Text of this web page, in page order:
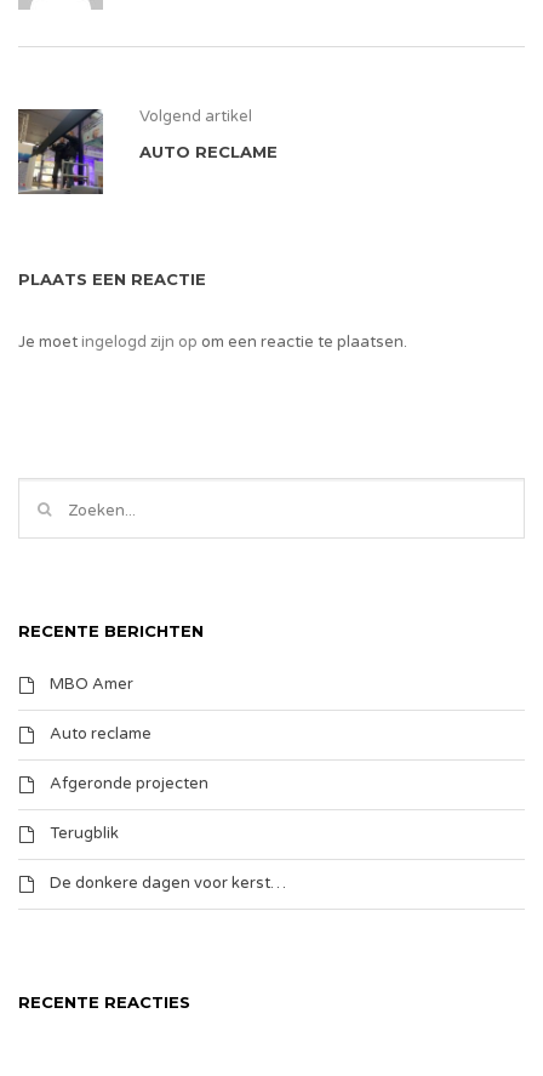
Volgend artikel
AUTO RECLAME
PLAATS EEN REACTIE
Je moetingelogd zijn op om een reactie te plaatsen.
RECENTE BERICHTEN
MBO Amer
Auto reclame
Afgeronde projecten
Terugblik
De donkere dagen voor kerst…
RECENTE REACTIES